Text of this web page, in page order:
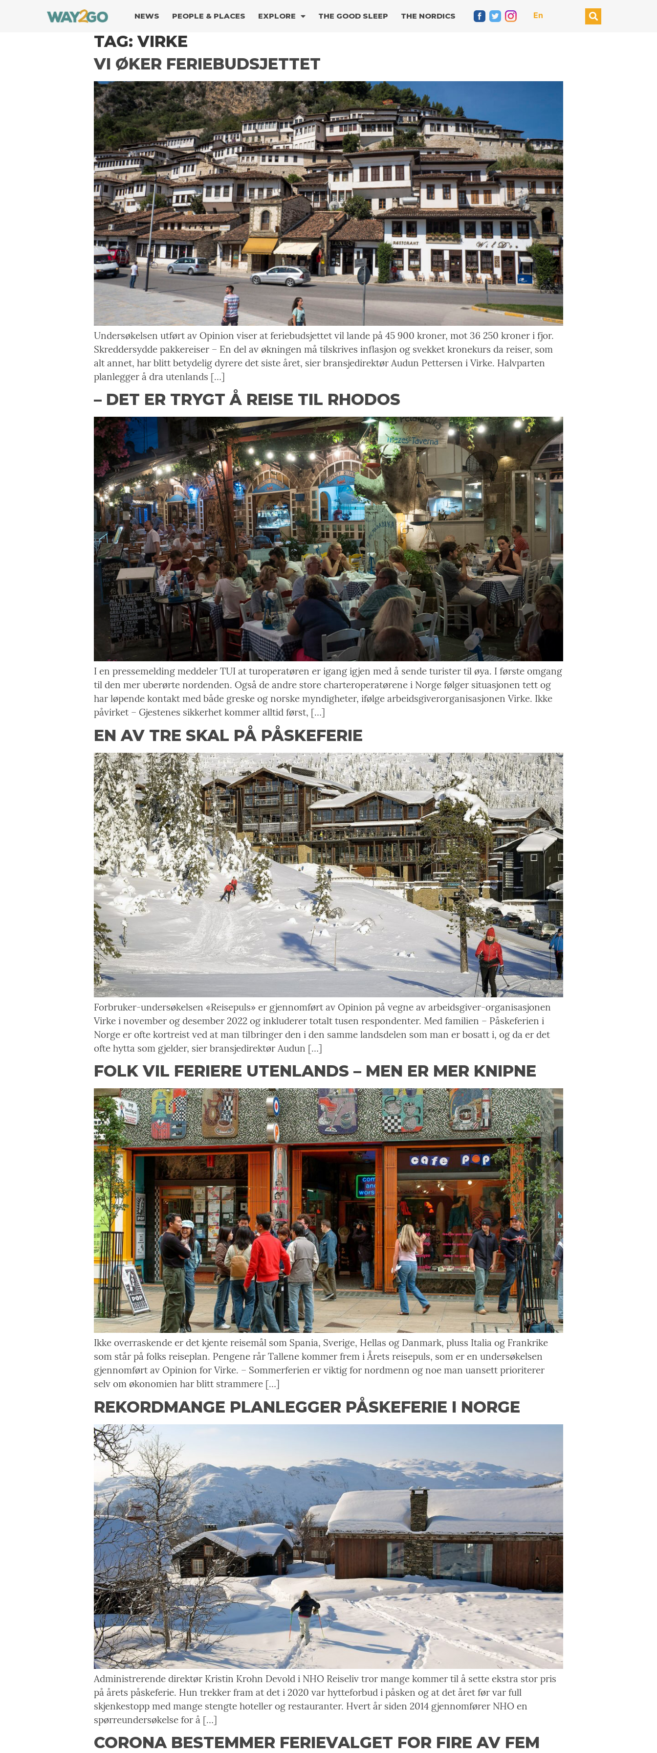
NEWS PEOPLE & PLACES EXPLORE THE GOOD SLEEP THE NORDICS En
TAG:VIRKE
VI ØKER FERIEBUDSJETTET
Undersøkelsen utført av Opinion viser at feriebudsjettet vil lande på 45 900 kroner, mot 36 250 kroner i fjor.
Skreddersydde pakkereiser – En del av økningen må tilskrives inflasjon og svekket kronekurs da reiser, som
alt annet, har blitt betydelig dyrere det siste året, sier bransjedirektør Audun Pettersen i Virke. Halvparten
planlegger å dra utenlands […]
– DET ER TRYGT Å REISE TIL RHODOS
I en pressemelding meddeler TUI at turoperatøren er igang igjen med å sende turister til øya. I første omgang
til den mer uberørte nordenden. Også de andre store charteroperatørene i Norge følger situasjonen tett og
har løpende kontakt med både greske og norske myndigheter, ifølge arbeidsgiverorganisasjonen Virke. Ikke
påvirket – Gjestenes sikkerhet kommer alltid først, […]
EN AV TRE SKAL PÅ PÅSKEFERIE
Forbruker-undersøkelsen «Reisepuls» er gjennomført av Opinion på vegne av arbeidsgiver-organisasjonen
Virke i november og desember 2022 og inkluderer totalt tusen respondenter. Med familien – Påskeferien i
Norge er ofte kortreist ved at man tilbringer den i den samme landsdelen som man er bosatt i, og da er det
ofte hytta som gjelder, sier bransjedirektør Audun […]
FOLK VIL FERIERE UTENLANDS – MEN ER MER KNIPNE
Ikke overraskende er det kjente reisemål som Spania, Sverige, Hellas og Danmark, pluss Italia og Frankrike
som står på folks reiseplan. Pengene rår Tallene kommer frem i Årets reisepuls, som er en undersøkelsen
gjennomført av Opinion for Virke. – Sommerferien er viktig for nordmenn og noe man uansett prioriterer
selv om økonomien har blitt strammere […]
REKORDMANGE PLANLEGGER PÅSKEFERIE I NORGE
Administrerende direktør Kristin Krohn Devold i NHO Reiseliv tror mange kommer til å sette ekstra stor pris
på årets påskeferie. Hun trekker fram at det i 2020 var hytteforbud i påsken og at det året før var full
skjenkestopp med mange stengte hoteller og restauranter. Hvert år siden 2014 gjennomfører NHO en
spørreundersøkelse for å […]
CORONA BESTEMMER FERIEVALGET FOR FIRE AV FEM